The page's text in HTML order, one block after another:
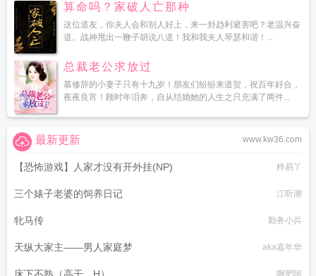
算命吗？家破人亡那种
这位道友，你夫人会和别人好上，来一卦趋利避害吧？老温兴奋
道。战神甩出一鞭子胡说八道！我和我夫人琴瑟和谐！...
总裁老公求放过
慕修辞的小妻子只有十九岁！朋友们纷纷来道贺，祝百年好合，
夜夜良宵！顾时年泪奔，自从结婚她的人生之只充满了两件...
www.kw36.com
最新更新
【恐怖游戏】人家才没有开外挂(NP) 梓易丫
三个婊子老婆的饲养日记 江听潮
牝马传 勤务小兵
天纵大家主——男人家庭梦 aka嘉年华
啊肥阿